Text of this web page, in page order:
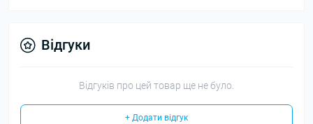
Відгуки
Відгуків про цей товар ще не було.
+ Додати відгук